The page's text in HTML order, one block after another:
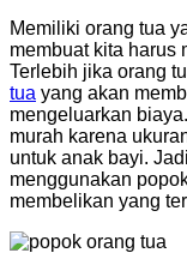
Memiliki orang tua
membuat kita harus
Terlebih jika orang
tua yang akan
mengeluarkan
murah karena
untuk anak bayi.
menggunakan
membelikan yang